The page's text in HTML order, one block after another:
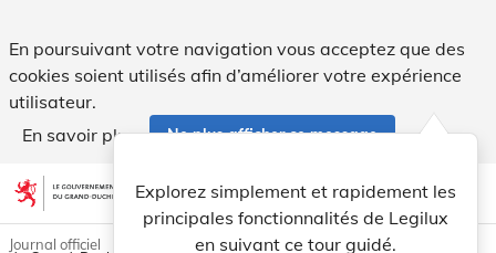
En poursuivant votre navigation vous acceptez que des
cookies soient utilisés afin d’améliorer votre expérience
utilisateur.
En savoir plus
Ne plus afficher ce message
Aller au contenu account_circle help Aide
Explorez simplement et rapidement les
principales fonctionnalités de Legilux
en suivant ce tour guidé.
light_mode dark_mode
Journal officiel